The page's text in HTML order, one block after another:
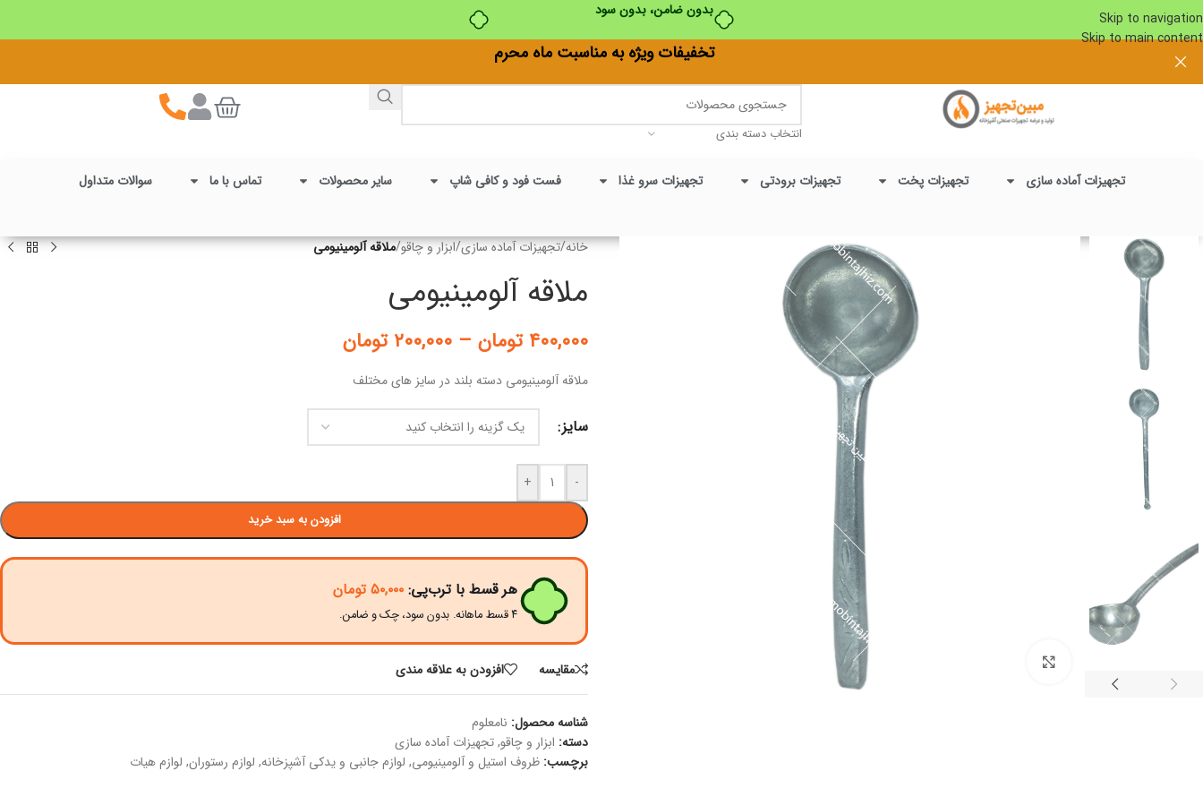
بدون ضامن، بدون سود
Skip to navigation
Skip to main content
تخفیفات ویژه به مناسبت ماه محرم
انتخاب دسته بندی
تجهیزات آماده سازی تجهیزات پخت تجهیزات برودتی تجهیزات سرو غذا فست فود و کافی شاپ سایر محصولات تماس با ما سوالات متداول
خانه/تجهیزات آماده سازی/ابزار و چاقو/ملاقه آلومینیومی
ملاقه آلومینیومی
۴۰۰,۰۰۰ تومان – ۲۰۰,۰۰۰ تومان
ملاقه آلومینیومی دسته بلند در سایز های مختلف
سایز
-
+
افزودن به سبد خرید
هر قسط با ترب‌پی: ۵۰,۰۰۰ تومان
۴ قسط ماهانه. بدون سود، چک و ضامن.
مقايسه افزودن به علاقه مندی
شناسه محصول: نامعلوم
دسته: ابزار و چاقو,تجهیزات آماده سازی
برچسب: ظروف استیل و آلومینیومی, لوازم جانبی و یدکی آشپزخانه, لوازم رستوران, لوازم هیات